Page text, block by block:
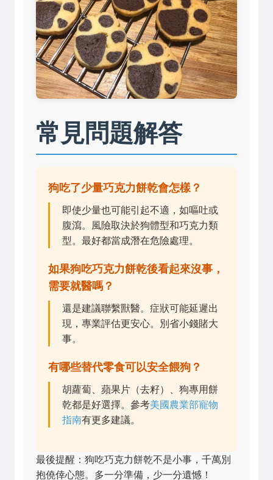
常見問題解答
狗吃了少量巧克力餅乾會怎樣？
即使少量也可能引起不適，如嘔吐或
腹瀉。風險取決於狗體型和巧克力類
型。最好都當成潛在危險處理。
如果狗吃巧克力餅乾後看起來沒事，
需要就醫嗎？
還是建議聯繫獸醫。症狀可能延遲出
現，專業評估更安心。別省小錢賭大
事。
有哪些替代零食可以安全餵狗？
胡蘿蔔、蘋果片（去籽）、狗專用餅
乾都是好選擇。參考美國農業部寵物
指南有更多建議。
最後提醒：狗吃巧克力餅乾不是小事，千萬別
抱僥倖心態。多一分準備，少一分遺憾！